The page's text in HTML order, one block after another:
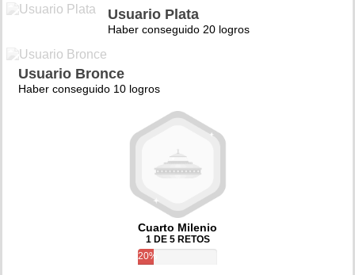
Usuario Plata
Haber conseguido 20 logros
Usuario Bronce
Haber conseguido 10 logros
Cuarto Milenio
1 DE 5 RETOS
20%